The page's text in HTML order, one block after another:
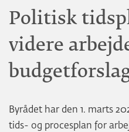
Politisk
videre
Byrådet har den 1. marts
tids- og procesplan for